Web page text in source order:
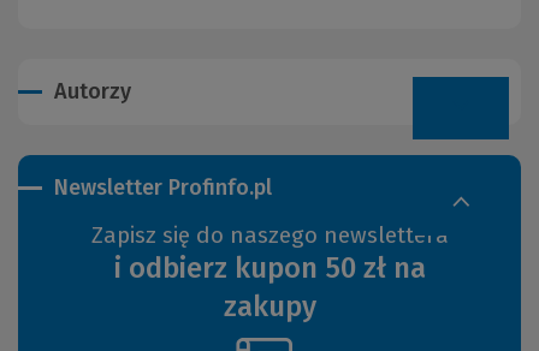
Autorzy
Newsletter Profinfo.pl
Zapisz się do naszego newslettera
i odbierz kupon 50 zł na
zakupy